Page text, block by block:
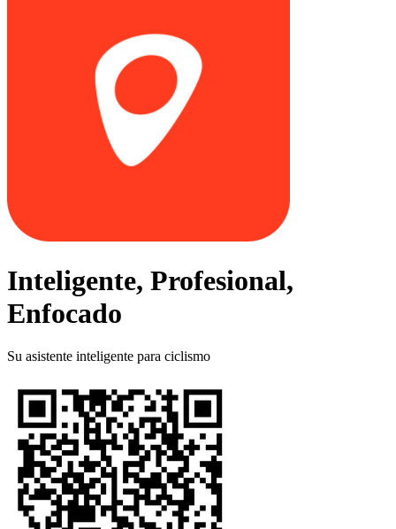
Inteligente, Profesional,
Enfocado
Su asistente inteligente para ciclismo